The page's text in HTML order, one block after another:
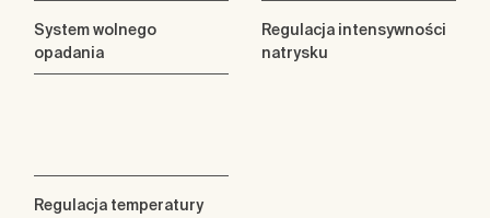
System wolnego
opadania
Regulacja intensywności
natrysku
Regulacja temperatury